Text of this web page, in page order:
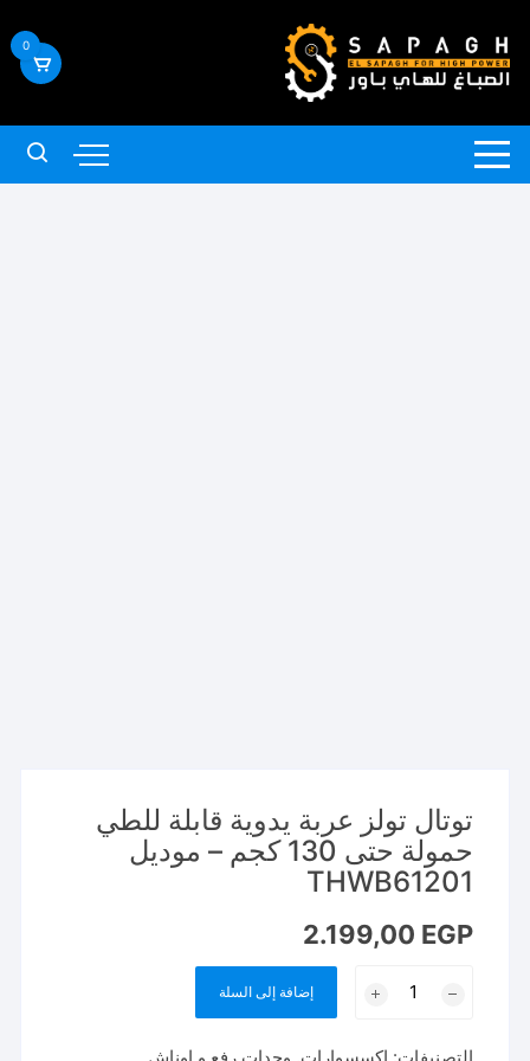
إلى
المحتوى
0
توتال تولز عربة يدوية قابلة للطي
حمولة حتى 130 كجم – موديل
THWB61201
2.199,00 EGP
إضافة إلى السلة